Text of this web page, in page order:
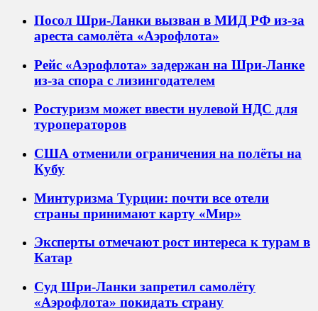
Посол Шри-Ланки вызван в МИД РФ из-за
ареста самолёта «Аэрофлота»
Рейс «Аэрофлота» задержан на Шри-Ланке
из-за спора с лизингодателем
Ростуризм может ввести нулевой НДС для
туроператоров
США отменили ограничения на полёты на
Кубу
Минтуризма Турции: почти все отели
страны принимают карту «Мир»
Эксперты отмечают рост интереса к турам в
Катар
Суд Шри-Ланки запретил самолёту
«Аэрофлота» покидать страну